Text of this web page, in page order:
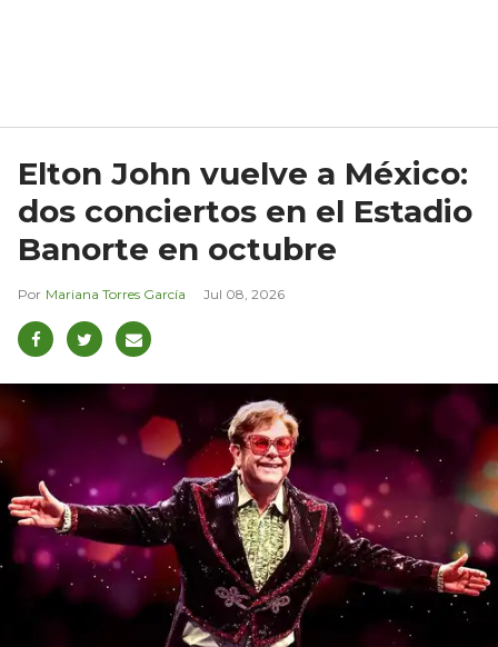
Elton John vuelve a México:
dos conciertos en el Estadio
Banorte en octubre
Mariana Torres García Jul 08, 2026